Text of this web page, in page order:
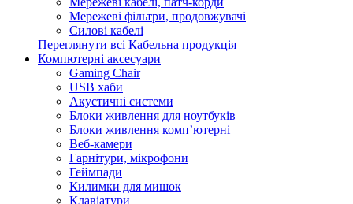
Мережеві фільтри, продовжувачі
Силові кабелі
Переглянути всі Кабельна продукція
Компютерні аксесуари
Gaming Chair
USB хаби
Акустичні системи
Блоки живлення для ноутбуків
Блоки живлення комп’ютерні
Веб-камери
Гарнітури, мікрофони
Геймпади
Килимки для мишок
Клавіатури